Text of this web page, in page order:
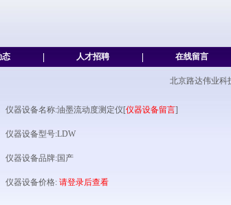
态 人才招聘 在线留言
北京路达伟业科
仪器设备名称:油墨流动度测定仪[仪器设备留言]
仪器设备型号:LDW
仪器设备品牌:国产
仪器设备价格: 请登录后查看